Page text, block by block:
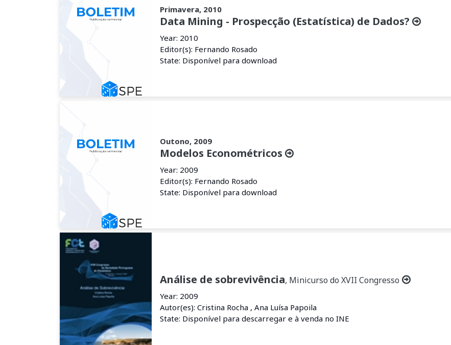
Primavera, 2010
Data Mining - Prospecção (Estatística) de Dados?
Year: 2010
Editor(s): Fernando Rosado
State: Disponível para download
Outono, 2009
Modelos Econométricos
Year: 2009
Editor(s): Fernando Rosado
State: Disponível para download
Análise de sobrevivência, Minicurso do XVII Congresso
Year: 2009
Autor(es): Cristina Rocha , Ana Luísa Papoila
State: Disponível para descarregar e à venda no INE